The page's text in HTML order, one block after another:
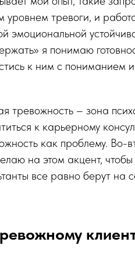
уровнем тревоги, и
эмоциональной
я понимаю
к ним с пониманием
тревожность – зона
к карьерному
как проблему. Во-
на этом акцент,
все равно берут на